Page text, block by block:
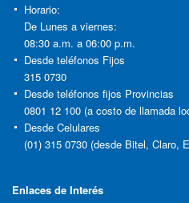
Horario:
De Lunes a viernes:
08:30 a.m. a 06:00 p.m.
Desde teléfonos Fijos
315 0730
Desde teléfonos fijos Provincias
0801 12 100 (a costo de llamada
Desde Celulares
(01) 315 0730 (desde Bitel, Claro,
Enlaces de Interés